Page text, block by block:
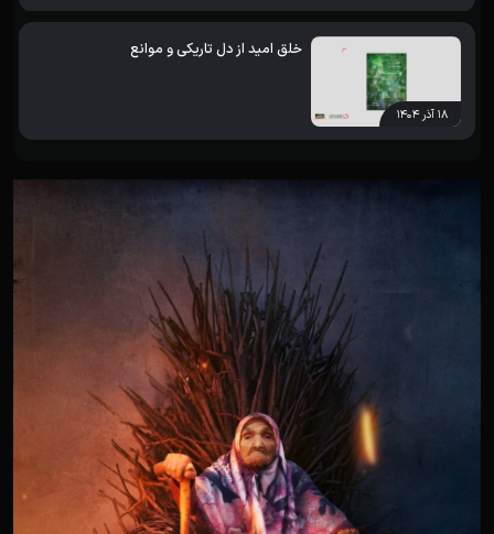
۱۸ آذر ۱۴۰۴
خلق امید از دل تاریکی و موانع